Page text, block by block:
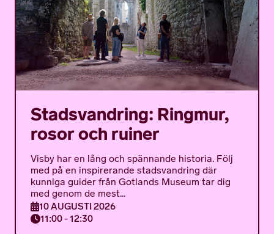
Stadsvandring: Ringmur,
rosor och ruiner
Visby har en lång och spännande historia. Följ
med på en inspirerande stadsvandring där
kunniga guider från Gotlands Museum tar dig
med genom de mest...
10 AUGUSTI 2026
11:00 - 12:30